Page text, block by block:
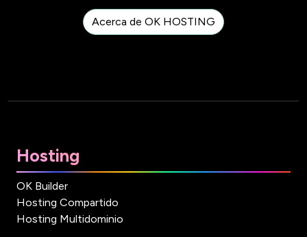
Acerca de OK HOSTING
Hosting
OK Builder
Hosting Compartido
Hosting Multidominio